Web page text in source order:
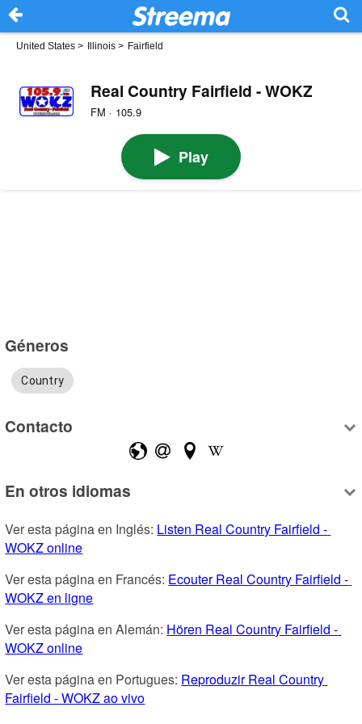
United States > Illinois > Fairfield
Real Country Fairfield - WOKZ
FM · 105.9
Play
Géneros
Country
Contacto
En otros idiomas
Ver esta página en Inglés: Listen Real Country Fairfield -
WOKZ online
Ver esta página en Francés: Ecouter Real Country Fairfield -
WOKZ en ligne
Ver esta página en Alemán: Hören Real Country Fairfield -
WOKZ online
Ver esta página en Portugues: Reproduzir Real Country
Fairfield - WOKZ ao vivo